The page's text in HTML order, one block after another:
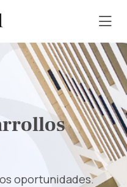
rrollos
os oportunidades.